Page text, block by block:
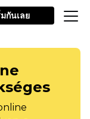
มกันเลย